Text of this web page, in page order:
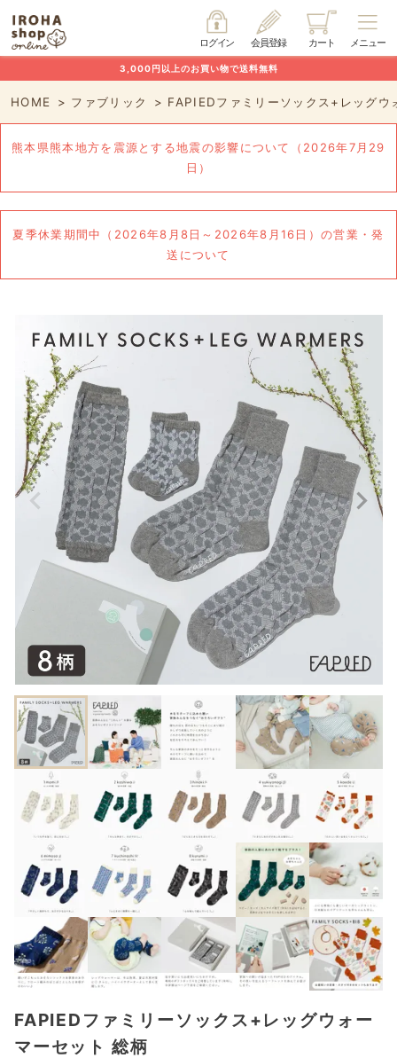
メニュー
カート
会員登録
ログイン
3,000円以上のお買い物で送料無料
HOME ファブリック FAPIEDファミリーソックス+レッグウ
熊本県熊本地方を震源とする地震の影響について（2026年7月29
日）
夏季休業期間中（2026年8月8日～2026年8月16日）の営業・発
送について
FAPIEDファミリーソックス+レッグウォー
マーセット 総柄